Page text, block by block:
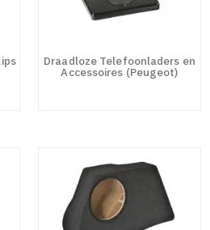
Draadloze Telefoonladers en
Accessoires (Peugeot)